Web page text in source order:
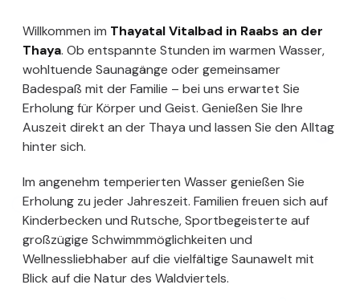
Willkommen im Thayatal Vitalbad in Raabs an der
Thaya. Ob entspannte Stunden im warmen Wasser,
wohltuende Saunagänge oder gemeinsamer
Badespaß mit der Familie – bei uns erwartet Sie
Erholung für Körper und Geist. Genießen Sie Ihre
Auszeit direkt an der Thaya und lassen Sie den Alltag
hinter sich.
Im angenehm temperierten Wasser genießen Sie
Erholung zu jeder Jahreszeit. Familien freuen sich auf
Kinderbecken und Rutsche, Sportbegeisterte auf
großzügige Schwimmmöglichkeiten und
Wellnessliebhaber auf die vielfältige Saunawelt mit
Blick auf die Natur des Waldviertels.